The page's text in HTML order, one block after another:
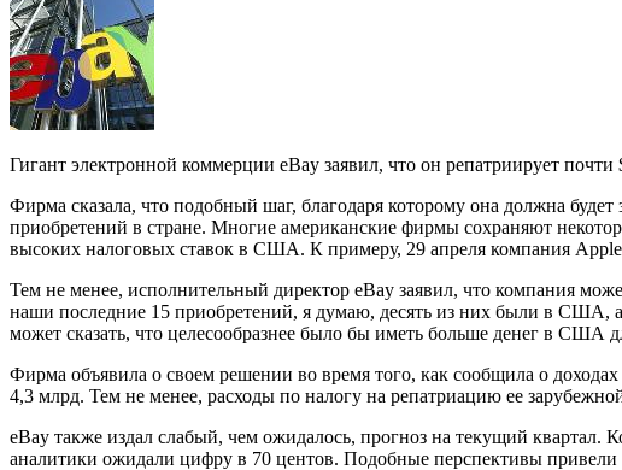
Гигант электронной коммерции eBay заявил, что он репатриирует
Фирма сказала, что подобный шаг, благодаря которому она должна
приобретений в стране. Многие американские фирмы сохраняют
высоких налоговых ставок в США. К примеру, 29 апреля компания
Тем не менее, исполнительный директор eBay заявил, что компания
наши последние 15 приобретений, я думаю, десять из них были в США,
может сказать, что целесообразнее было бы иметь больше денег в США
Фирма объявила о своем решении во время того, как сообщила о
4,3 млрд. Тем не менее, расходы по налогу на репатриацию ее
eBay также издал слабый, чем ожидалось, прогноз на текущий
аналитики ожидали цифру в 70 центов. Подобные перспективы привели